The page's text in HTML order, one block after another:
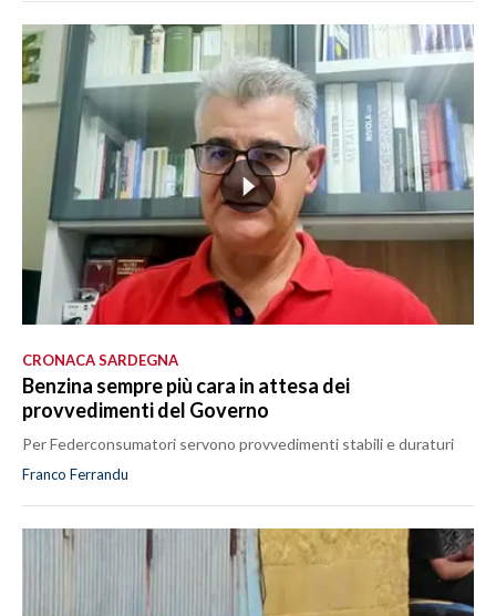
CRONACA SARDEGNA
Benzina sempre più cara in attesa dei
provvedimenti del Governo
Per Federconsumatori servono provvedimenti stabili e duraturi
Franco Ferrandu